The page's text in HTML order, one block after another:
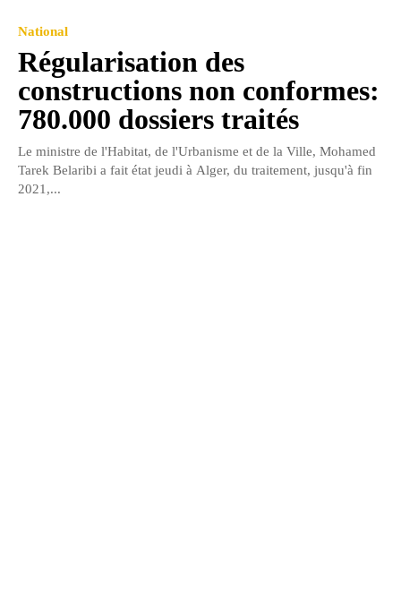
National
Régularisation des
constructions non conformes:
780.000 dossiers traités
Le ministre de l'Habitat, de l'Urbanisme et de la Ville, Mohamed
Tarek Belaribi a fait état jeudi à Alger, du traitement, jusqu'à fin
2021,...